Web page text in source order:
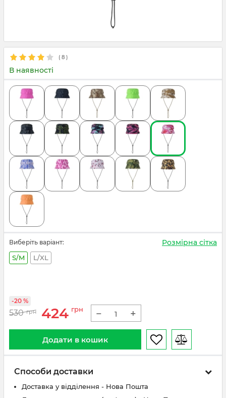
( 8 )
В наявності
Виберіть варіант:
S/M L/XL
Розмірна сітка
530 грн 424 грн
-20 %
− +
Додати в кошик
Способи доставки
Доставка у відділення - Нова Пошта